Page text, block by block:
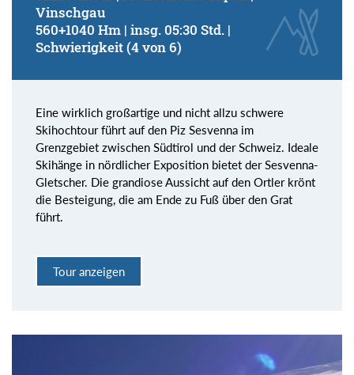
Vinschgau
560+1040 Hm | insg. 05:30 Std. |
Schwierigkeit (4 von 6)
Eine wirklich großartige und nicht allzu schwere
Skihochtour führt auf den Piz Sesvenna im
Grenzgebiet zwischen Südtirol und der Schweiz. Ideale
Skihänge in nördlicher Exposition bietet der Sesvenna-
Gletscher. Die grandiose Aussicht auf den Ortler krönt
die Besteigung, die am Ende zu Fuß über den Grat
führt.
Tour anzeigen